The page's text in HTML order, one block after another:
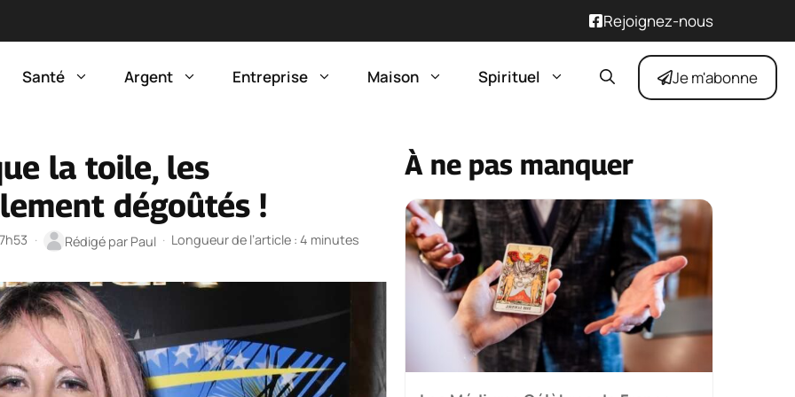
Rejoignez-nous
Santé Argent Entreprise Maison Spirituel Je m'abonne
la toile, les
dégoûtés !
· Rédigé par Paul · Longueur de l’article : 4 minutes
À ne pas manquer